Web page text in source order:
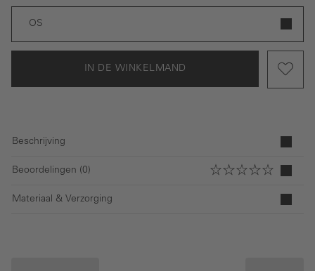
OS
IN DE WINKELMAND
Beschrijving
Beoordelingen (0)
Materiaal & Verzorging